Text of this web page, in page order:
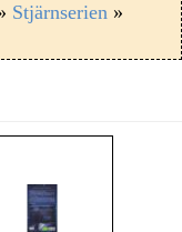
Stjärnserien »